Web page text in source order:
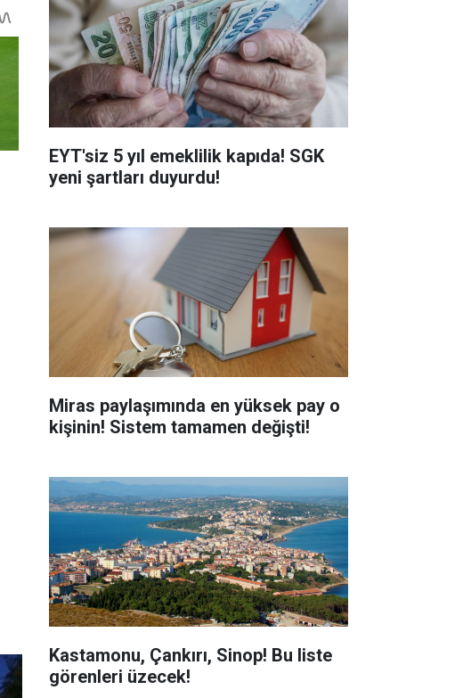
EYT'siz 5 yıl emeklilik kapıda! SGK
yeni şartları duyurdu!
Miras paylaşımında en yüksek pay o
kişinin! Sistem tamamen değişti!
Kastamonu, Çankırı, Sinop! Bu liste
görenleri üzecek!